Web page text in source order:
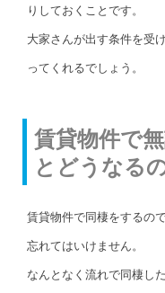
りしておくことです。
大家さんが出す条件を受
ってくれるでしょう。
賃貸物件で
とどうなる
賃貸物件で同棲をするの
忘れてはいけません。
なんとなく流れで同棲し